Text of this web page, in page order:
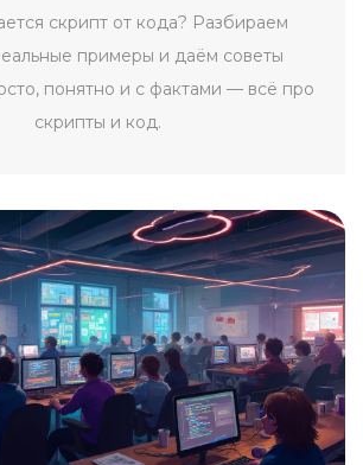
скрипт от кода? Разбираем
примеры и даём советы
понятно и с фактами — всё про
скрипты и код.